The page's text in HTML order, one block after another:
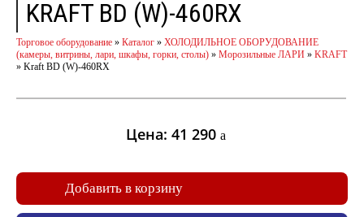
KRAFT BD (W)-460RX
Торговое оборудование » Каталог » ХОЛОДИЛЬНОЕ ОБОРУДОВАНИЕ
(камеры, витрины, лари, шкафы, горки, столы) » Морозильные ЛАРИ » KRAFT
» Kraft BD (W)-460RX
Цена: 41 290 a
Добавить в корзину